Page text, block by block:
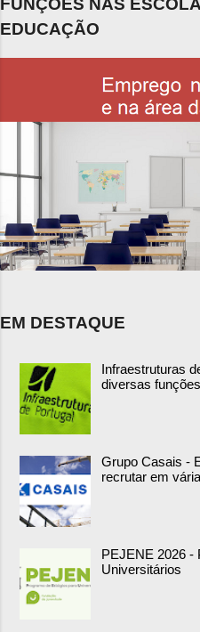
FUNÇÕES NAS
EDUCAÇÃO
EM DESTAQUE
Infraestruturas
diversas funções
Grupo Casais -
recrutar em
PEJENE 2026 -
Universitários